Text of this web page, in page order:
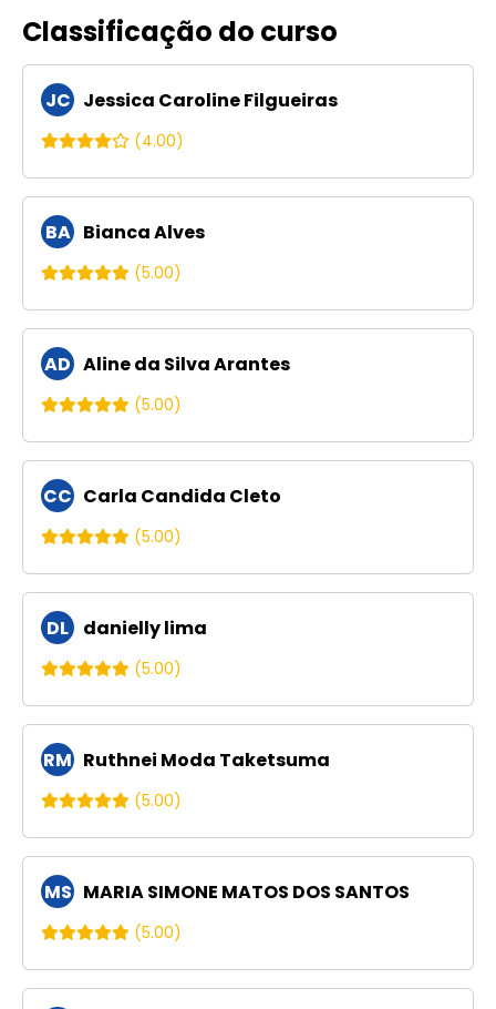
Classificação do curso
JC Jessica Caroline Filgueiras
(4.00)
BA Bianca Alves
(5.00)
AD Aline da Silva Arantes
(5.00)
CC Carla Candida Cleto
(5.00)
DL danielly lima
(5.00)
RM Ruthnei Moda Taketsuma
(5.00)
MS MARIA SIMONE MATOS DOS SANTOS
(5.00)